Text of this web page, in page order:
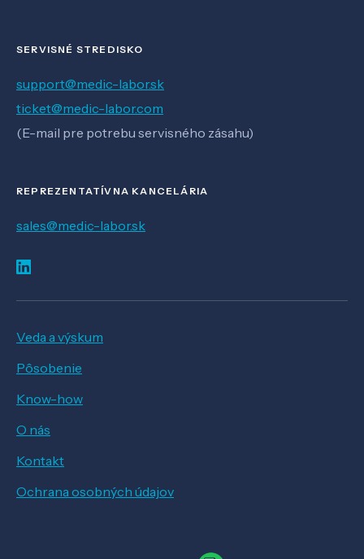
SERVISNÉ STREDISKO
support@medic-labor.sk
ticket@medic-labor.com
(E-mail pre potrebu servisného zásahu)
REPREZENTATÍVNA KANCELÁRIA
sales@medic-labor.sk
Veda a výskum
Pôsobenie
Know-how
O nás
Kontakt
Ochrana osobných údajov